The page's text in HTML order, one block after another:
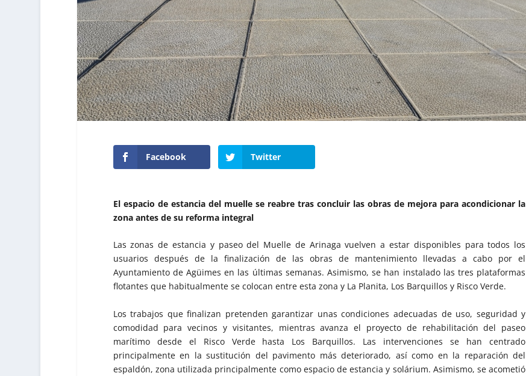
Facebook Twitter
El espacio de estancia del muelle se reabre tras concluir las obras de mejora para acondicionar la
zona antes de su reforma integral
Las zonas de estancia y paseo del Muelle de Arinaga vuelven a estar disponibles para todos los
usuarios después de la finalización de las obras de mantenimiento llevadas a cabo por el
Ayuntamiento de Agüimes en las últimas semanas. Asimismo, se han instalado las tres plataformas
flotantes que habitualmente se colocan entre esta zona y La Planita, Los Barquillos y Risco Verde.
Los trabajos que finalizan pretenden garantizar unas condiciones adecuadas de uso, seguridad y
comodidad para vecinos y visitantes, mientras avanza el proyecto de rehabilitación del paseo
marítimo desde el Risco Verde hasta Los Barquillos. Las intervenciones se han centrado
principalmente en la sustitución del pavimento más deteriorado, así como en la reparación del
espaldón, zona utilizada principalmente como espacio de estancia y solárium. Asimismo, se acometió